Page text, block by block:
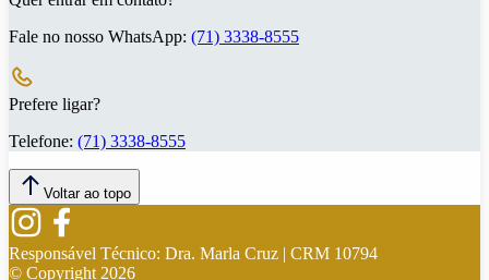
Fale no nosso WhatsApp: (71) 3338-8555
Prefere ligar?
Telefone: (71) 3338-8555
Voltar ao topo
Responsável Técnico: Dra. Marla Cruz | CRM 10794
© Copyright 2026